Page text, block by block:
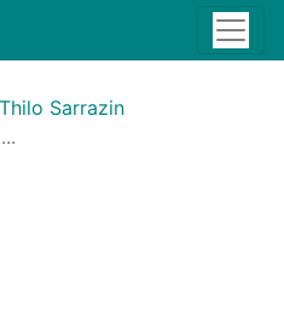
Thilo Sarrazin